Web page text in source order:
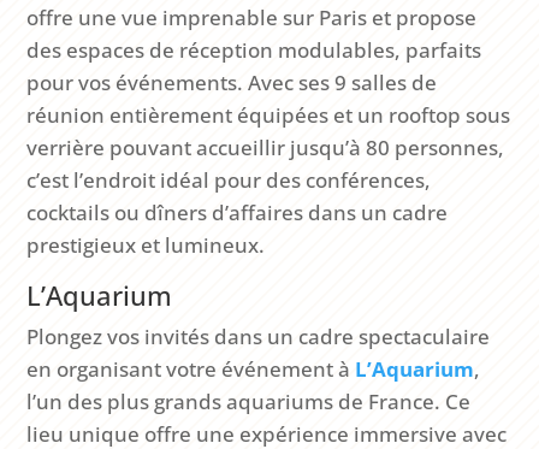
offre une vue imprenable sur Paris et propose
des espaces de réception modulables, parfaits
pour vos événements. Avec ses 9 salles de
réunion entièrement équipées et un rooftop sous
verrière pouvant accueillir jusqu’à 80 personnes,
c’est l’endroit idéal pour des conférences,
cocktails ou dîners d’affaires dans un cadre
prestigieux et lumineux.
L’Aquarium
Plongez vos invités dans un cadre spectaculaire
en organisant votre événement à L’Aquarium,
l’un des plus grands aquariums de France. Ce
lieu unique offre une expérience immersive avec